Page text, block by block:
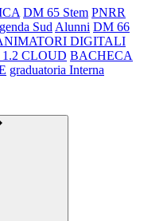
DM 65 Stem PNRR
Sud Alunni DM 66
DIGITALI
CLOUD BACHECA
graduatoria Interna